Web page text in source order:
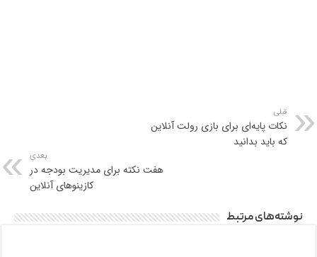
قبلی
نکات پایه‌ای برای بازی رولت آنلاین
که باید بدانید
بعدی
هفت نکته برای مدیریت بودجه در
کازینوهای آنلاین
نوشته‌های مرتبط